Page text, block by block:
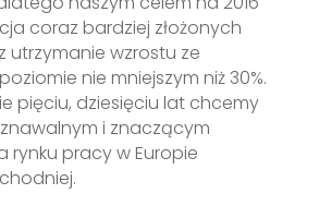
coraz bardziej złożonych
utrzymanie wzrostu ze
nie mniejszym niż 30%.
pięciu, dziesięciu lat chcemy
i znaczącym
rynku pracy w Europie